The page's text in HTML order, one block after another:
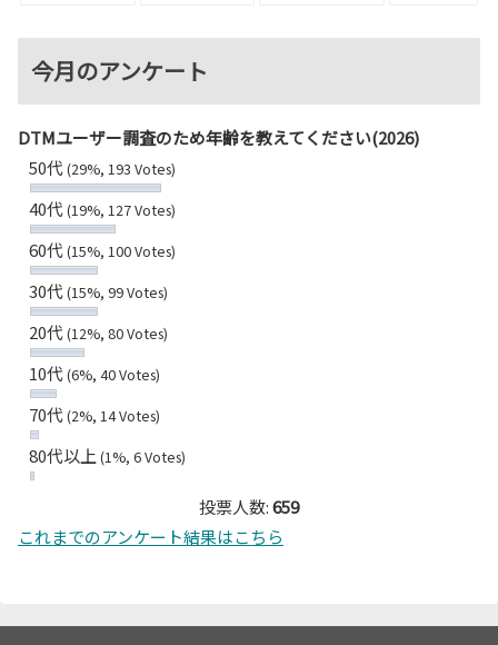
今月のアンケート
DTMユーザー調査のため年齢を教えてください(2026)
50代(29%, 193 Votes)
40代(19%, 127 Votes)
60代(15%, 100 Votes)
30代(15%, 99 Votes)
20代(12%, 80 Votes)
10代(6%, 40 Votes)
70代(2%, 14 Votes)
80代以上 (1%, 6 Votes)
投票人数:659
これまでのアンケート結果はこちら